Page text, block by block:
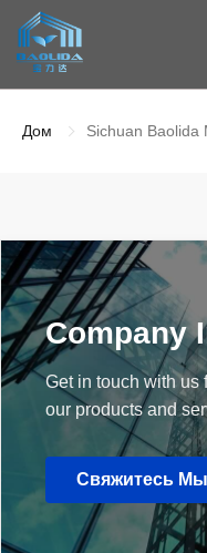
Дом Sichuan Baolida
Company
Get in touch with us
our products and
Свяжитесь Мы